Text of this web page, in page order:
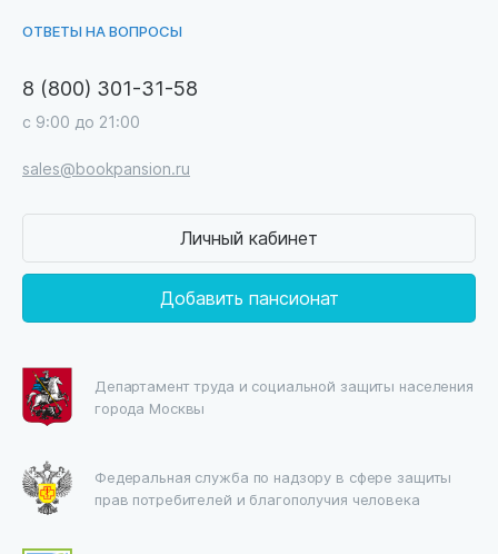
ОТВЕТЫ НА ВОПРОСЫ
8 (800) 301-31-58
с 9:00 до 21:00
sales@bookpansion.ru
Личный кабинет
Добавить пансионат
Департамент труда и социальной защиты населения
города Москвы
Федеральная служба по надзору в сфере защиты
прав потребителей и благополучия человека